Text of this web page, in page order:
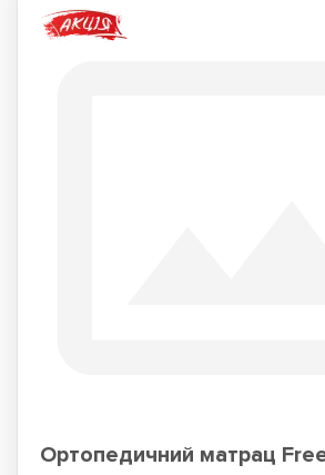
Ортопедичний матрац